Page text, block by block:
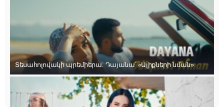
Տեսահոլովակի պրեմիերա. Դայանա՝ «Ալիքների նման»